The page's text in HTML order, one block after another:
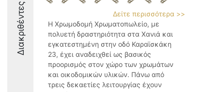
Διακριθέντες
Δείτε περισσότερα >>
Η Χρωμοδομή Χρωματοπωλείο, με
πολυετή δραστηριότητα στα Χανιά και
εγκατεστημένη στην οδό Καραϊσκάκη
23, έχει αναδειχθεί ως βασικός
προορισμός στον χώρο των χρωμάτων
και οικοδομικών υλικών. Πάνω από
τρεις δεκαετίες λειτουργίας έχουν